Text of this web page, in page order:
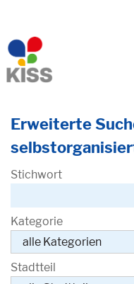
Erweiterte
Stichwort
Kategorie
Stadtteil